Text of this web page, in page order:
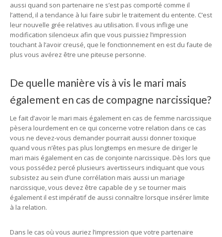
aussi quand son partenaire ne s’est pas comporté comme il
l’attend, il a tendance à lui faire subir le traitement du entente. C’est
leur nouvelle grée relatives au utilisation. Il vous inflige une
modification silencieux afin que vous puissiez l’impression
touchant à l’avoir creusé, que le fonctionnement en est du faute de
plus vous avérez être une piteuse personne.
De quelle manière vis à vis le mari mais
également en cas de compagne narcissique?
Le fait d’avoir le mari mais également en cas de femme narcissique
pèsera lourdement en ce qui concerne votre relation dans ce cas
vous ne devez-vous demander pourrait aussi donner toxique
quand vous n’êtes pas plus longtemps en mesure de diriger le
mari mais également en cas de conjointe narcissique. Dès lors que
vous possédez percé plusieurs avertisseurs indiquant que vous
subsistez au sein d’une corrélation mais aussi un mariage
narcissique, vous devez être capable de y se tourner mais
également il est impératif de aussi connaître lorsque insérer limite
à la relation.
Dans le cas où vous auriez l’impression que votre partenaire